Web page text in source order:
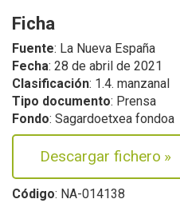
Ficha
Fuente: La Nueva España
Fecha: 28 de abril de 2021
Clasificación: 1.4. manzanal
Tipo documento: Prensa
Fondo: Sagardoetxea fondoa
Descargar fichero »
Código: NA-014138